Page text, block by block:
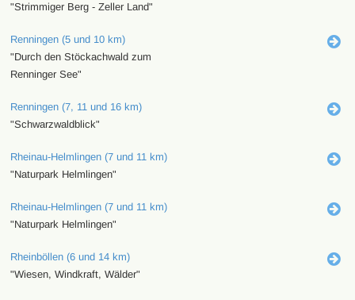
"Strimmiger Berg - Zeller Land"
Renningen (5 und 10 km)
"Durch den Stöckachwald zum
Renninger See"
Renningen (7, 11 und 16 km)
"Schwarzwaldblick"
Rheinau-Helmlingen (7 und 11 km)
"Naturpark Helmlingen"
Rheinau-Helmlingen (7 und 11 km)
"Naturpark Helmlingen"
Rheinböllen (6 und 14 km)
"Wiesen, Windkraft, Wälder"